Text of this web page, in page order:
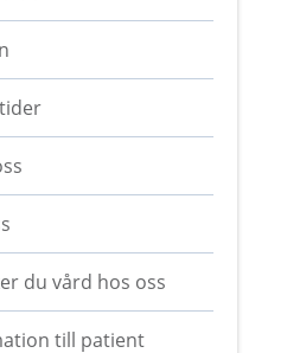
du vård hos oss
till patient